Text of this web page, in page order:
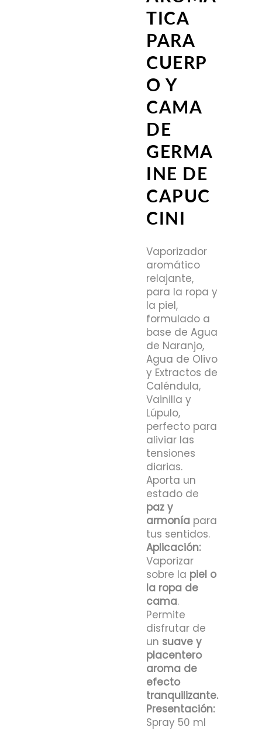
TICA
PARA
CUERP
O Y
CAMA
DE
GERMA
INE DE
CAPUC
CINI
Vaporizador
aromático
relajante,
para la ropa y
la piel,
formulado a
base de Agua
de Naranjo,
Agua de Olivo
y Extractos de
Caléndula,
Vainilla y
Lúpulo,
perfecto para
aliviar las
tensiones
diarias.
Aporta un
estado de
paz y
armonía para
tus sentidos.
Aplicación:
Vaporizar
sobre la piel o
la ropa de
cama.
Permite
disfrutar de
un suave y
placentero
aroma de
efecto
tranquilizante.
Presentación:
Spray 50 ml